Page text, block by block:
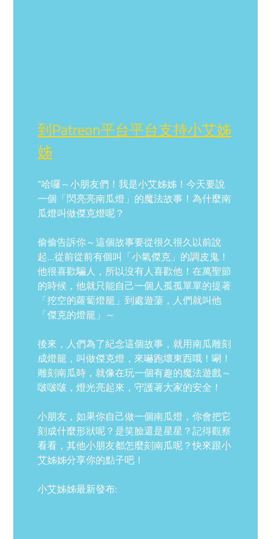
到Patreon平台平台支持小艾姊
姊
“哈囉～小朋友們！我是小艾姊姊！今天要說
一個「閃亮亮南瓜燈」的魔法故事！為什麼南
瓜燈叫做傑克燈呢？
偷偷告訴你～這個故事要從很久很久以前說
起…從前從前有個叫「小氣傑克」的調皮鬼！
他很喜歡騙人，所以沒有人喜歡他！在萬聖節
的時候，他就只能自己一個人孤孤單單的提著
「挖空的蘿蔔燈籠」到處遊蕩，人們就叫他
「傑克的燈籠」～
後來，人們為了紀念這個故事，就用南瓜雕刻
成燈籠，叫做傑克燈，來嚇跑壞東西哦！唰！
雕刻南瓜時，就像在玩一個有趣的魔法遊戲～
啵啵啵，燈光亮起來，守護著大家的安全！
小朋友，如果你自己做一個南瓜燈，你會把它
刻成什麼形狀呢？是笑臉還是星星？記得觀察
看看，其他小朋友都怎麼刻南瓜呢？快來跟小
艾姊姊分享你的點子吧！
小艾姊姊最新發布: